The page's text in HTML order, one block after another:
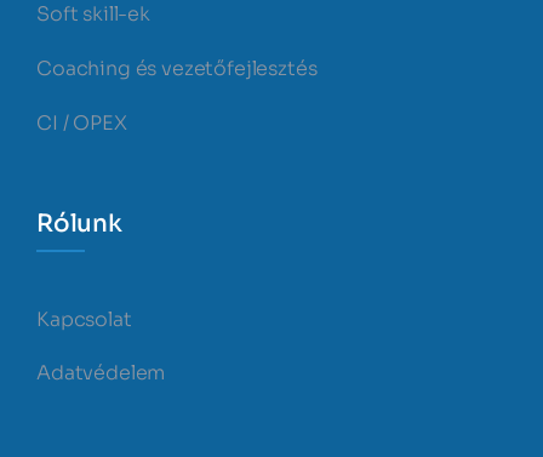
Soft skill-ek
Coaching és vezetőfejlesztés
CI / OPEX
Rólunk
Kapcsolat
Adatvédelem